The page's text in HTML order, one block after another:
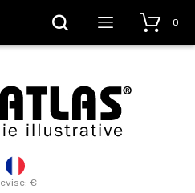
€
0